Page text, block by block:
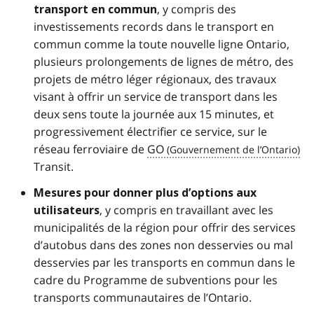
transport en commun, y compris des
investissements records dans le transport en
commun comme la toute nouvelle ligne Ontario,
plusieurs prolongements de lignes de métro, des
projets de métro léger régionaux, des travaux
visant à offrir un service de transport dans les
deux sens toute la journée aux 15 minutes, et
progressivement électrifier ce service, sur le
réseau ferroviaire de GO
Transit.
Mesures pour donner plus d’options aux
utilisateurs, y compris en travaillant avec les
municipalités de la région pour offrir des services
d’autobus dans des zones non desservies ou mal
desservies par les transports en commun dans le
cadre du Programme de subventions pour les
transports communautaires de l’Ontario.